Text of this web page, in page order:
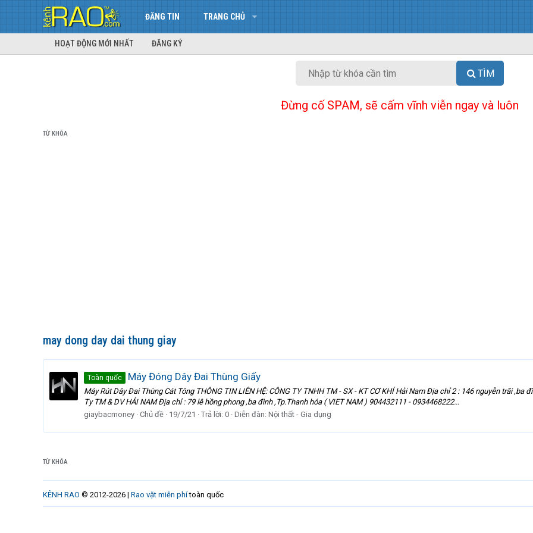
ĐĂNG TIN TRANG CHỦ
HOẠT ĐỘNG MỚI NHẤT ĐĂNG KÝ
TÌM
Đừng cố SPAM, sẽ cấm vĩnh viễn ngay và luôn
TỪ KHÓA
may dong day dai thung giay
Toàn quốc Máy Đóng Dây Đai Thùng Giấy
Máy Rút Dây Đai Thùng Cát Tông THÔNG TIN LIÊN HỆ: CÔNG TY TNHH TM - SX - KT CƠ KHÍ Hải Nam Địa chỉ 2 : 146 nguyễn trãi
Ty TM & DV HẢI NAM Địa chỉ : 79 lê hồng phong ,ba đình ,Tp.Thanh hóa ( VIET NAM ) 904432111 - 0934468222...
giaybacmoney Chủ đề 19/7/21 Trả lời: 0 Diễn đàn: Nội thất - Gia dụng
TỪ KHÓA
KÊNH RAO © 2012-2026 | Rao vặt miễn phítoàn quốc